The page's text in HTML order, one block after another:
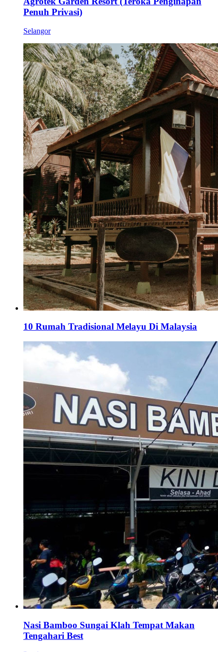
Penuh Privasi)
Selangor
10 Rumah Tradisional Melayu Di Malaysia
Nasi Bamboo Sungai Klah Tempat Makan
Tengahari Best